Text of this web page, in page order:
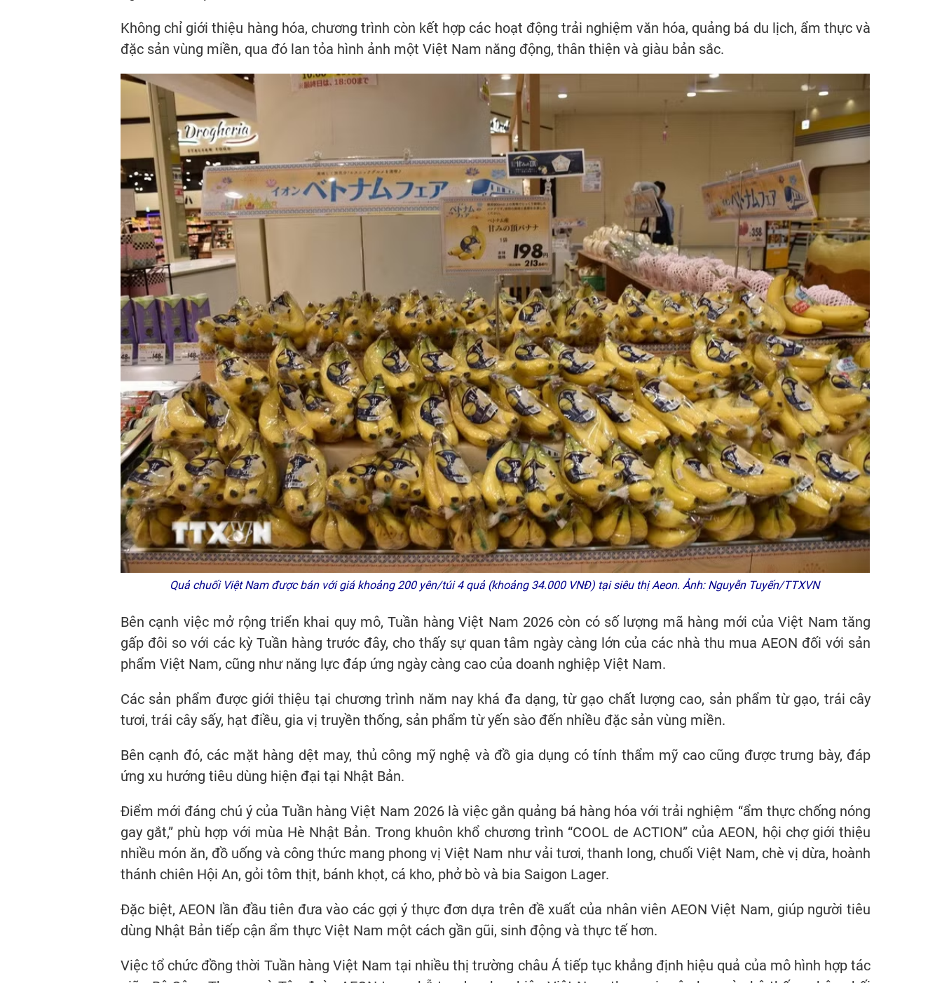
Không chỉ giới thiệu hàng hóa, chương trình còn kết hợp các hoạt động trải nghiệm văn hóa, quảng bá du lịch, ẩm thực và
đặc sản vùng miền, qua đó lan tỏa hình ảnh một Việt Nam năng động, thân thiện và giàu bản sắc.
Quả chuối Việt Nam được bán với giá khoảng 200 yên/túi 4 quả (khoảng 34.000 VNĐ) tại siêu thị Aeon. Ảnh: Nguyễn Tuyến/TTXVN
Bên cạnh việc mở rộng triển khai quy mô, Tuần hàng Việt Nam 2026 còn có số lượng mã hàng mới của Việt Nam tăng
gấp đôi so với các kỳ Tuần hàng trước đây, cho thấy sự quan tâm ngày càng lớn của các nhà thu mua AEON đối với sản
phẩm Việt Nam, cũng như năng lực đáp ứng ngày càng cao của doanh nghiệp Việt Nam.
Các sản phẩm được giới thiệu tại chương trình năm nay khá đa dạng, từ gạo chất lượng cao, sản phẩm từ gạo, trái cây
tươi, trái cây sấy, hạt điều, gia vị truyền thống, sản phẩm từ yến sào đến nhiều đặc sản vùng miền.
Bên cạnh đó, các mặt hàng dệt may, thủ công mỹ nghệ và đồ gia dụng có tính thẩm mỹ cao cũng được trưng bày, đáp
ứng xu hướng tiêu dùng hiện đại tại Nhật Bản.
Điểm mới đáng chú ý của Tuần hàng Việt Nam 2026 là việc gắn quảng bá hàng hóa với trải nghiệm “ẩm thực chống nóng
gay gắt,” phù hợp với mùa Hè Nhật Bản. Trong khuôn khổ chương trình “COOL de ACTION” của AEON, hội chợ giới thiệu
nhiều món ăn, đồ uống và công thức mang phong vị Việt Nam như vải tươi, thanh long, chuối Việt Nam, chè vị dừa, hoành
thánh chiên Hội An, gỏi tôm thịt, bánh khọt, cá kho, phở bò và bia Saigon Lager.
Đặc biệt, AEON lần đầu tiên đưa vào các gợi ý thực đơn dựa trên đề xuất của nhân viên AEON Việt Nam, giúp người tiêu
dùng Nhật Bản tiếp cận ẩm thực Việt Nam một cách gần gũi, sinh động và thực tế hơn.
Việc tổ chức đồng thời Tuần hàng Việt Nam tại nhiều thị trường châu Á tiếp tục khẳng định hiệu quả của mô hình hợp tác